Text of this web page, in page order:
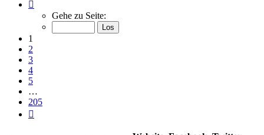
von
Gehe zu Seite:
1
2
3
4
5
…
205